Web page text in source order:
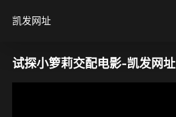
凯发网址
试探小箩莉交配电影-凯发网址